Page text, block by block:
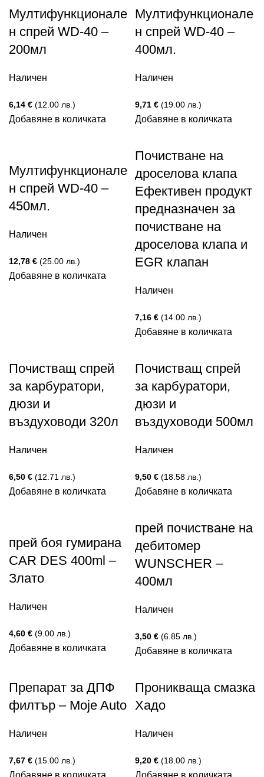
Мултифункционале
н спрей WD-40 –
200мл
Наличен
6,14 € (12.00 лв.)
Добавяне в количката
Мултифункционале
н спрей WD-40 –
400мл.
Наличен
9,71 € (19.00 лв.)
Добавяне в количката
Мултифункционале
н спрей WD-40 –
450мл.
Наличен
12,78 € (25.00 лв.)
Добавяне в количката
Почистване на
дроселова клапа
Eфективен продукт
предназначен за
почистване на
дроселова клапа и
EGR клапан
Наличен
7,16 € (14.00 лв.)
Добавяне в количката
Почистващ спрей
за карбуратори,
дюзи и
въздуховоди 320л
Наличен
6,50 € (12.71 лв.)
Добавяне в количката
Почистващ спрей
за карбуратори,
дюзи и
въздуховоди 500мл
Наличен
9,50 € (18.58 лв.)
Добавяне в количката
прей боя гумирана
CAR DES 400ml –
Злато
Наличен
4,60 € (9.00 лв.)
Добавяне в количката
прей почистване на
дебитомер
WUNSCHER –
400мл
Наличен
3,50 € (6.85 лв.)
Добавяне в количката
Препарат за ДПФ
филтър – Moje Auto
Наличен
7,67 € (15.00 лв.)
Добавяне в количката
Проникваща смазка
Хадо
Наличен
9,20 € (18.00 лв.)
Добавяне в количката